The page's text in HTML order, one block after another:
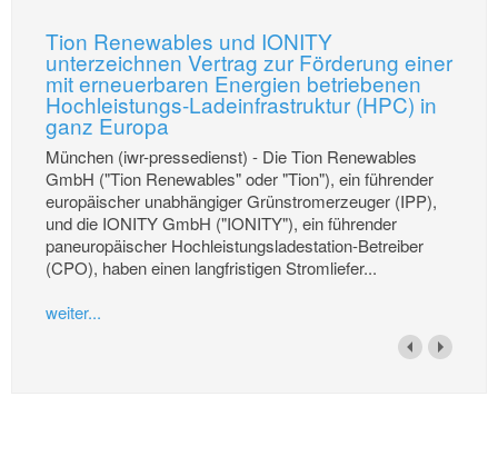
Tion Renewables und IONITY
unterzeichnen Vertrag zur Förderung einer
mit erneuerbaren Energien betriebenen
Hochleistungs-Ladeinfrastruktur (HPC) in
ganz Europa
München (iwr-pressedienst) - Die Tion Renewables
GmbH ("Tion Renewables" oder "Tion"), ein führender
europäischer unabhängiger Grünstromerzeuger (IPP),
und die IONITY GmbH ("IONITY"), ein führender
paneuropäischer Hochleistungsladestation-Betreiber
(CPO), haben einen langfristigen Stromliefer...
weiter...